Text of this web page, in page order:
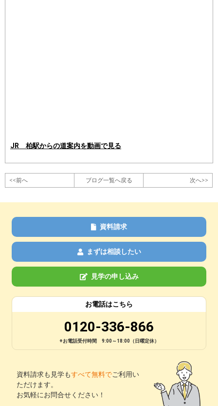
JR 柏駅からの道案内を動画で見る
<<前へ ブログ一覧へ戻る 次へ>>
資料請求
まずは相談したい
見学の申し込み
お電話はこちら
0120-336-866
※お電話受付時間 9:00～18:00（日曜定休）
資料請求も見学もすべて無料でご利用い
ただけます。
お気軽にお問合せください！